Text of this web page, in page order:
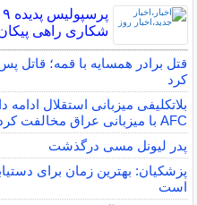
شکاری راهی
قتل برادر همسایه با قمه؛ قاتل
کرد
بلاتکلیفی میزبانی استقلال
AFC با میزبانی عراق مخالفت کرد
پدر لیونل مسی درگذشت
پزشکیان: بهترین زمان برای
است